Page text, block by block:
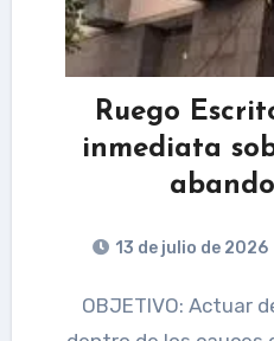
Ruego
inmediata
13 de julio de 2026
OBJETIVO: Actuar de forma inmediata,